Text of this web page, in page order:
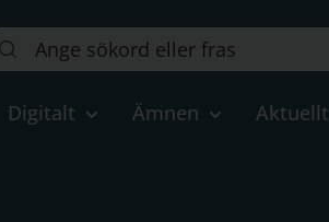
Digitalt Ämnen Aktuellt